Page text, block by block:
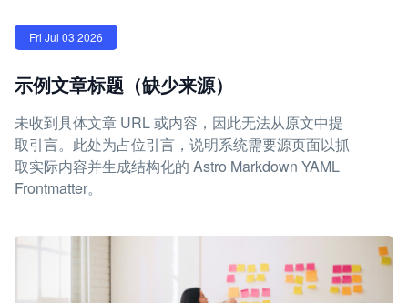
Fri Jul 03 2026
示例文章标题（缺少来源）
未收到具体文章 URL 或内容，因此无法从原文中提
取引言。此处为占位引言，说明系统需要源页面以抓
取实际内容并生成结构化的 Astro Markdown YAML
Frontmatter。